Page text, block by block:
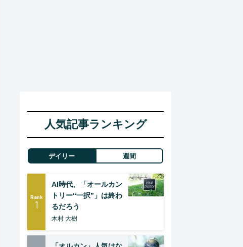
人気記事ランキング
デイリー 週間
Rank
1
AI時代、「オールカン
トリー“一択”」は終わ
るだろう
木村 大樹